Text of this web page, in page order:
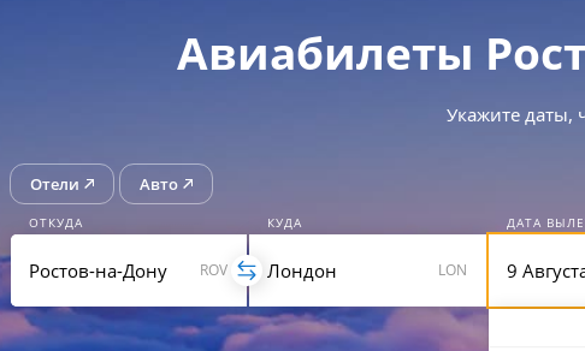
Авиабилеты
Укажите даты,
Отели Авто
ОТКУДА
ROV
КУДА
LON
ДАТА